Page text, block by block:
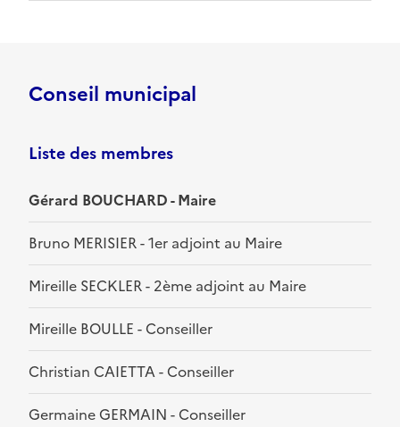
Conseil municipal
Liste des membres
Gérard BOUCHARD - Maire
Bruno MERISIER - 1er adjoint au Maire
Mireille SECKLER - 2ème adjoint au Maire
Mireille BOULLE - Conseiller
Christian CAIETTA - Conseiller
Germaine GERMAIN - Conseiller